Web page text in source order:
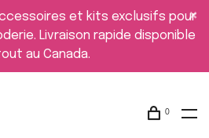
et kits exclusifs pour
Livraison rapide disponible
au Canada.
0